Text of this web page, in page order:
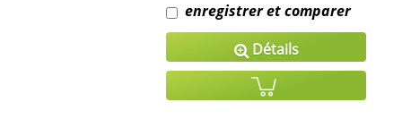
enregistrer et comparer
Détails